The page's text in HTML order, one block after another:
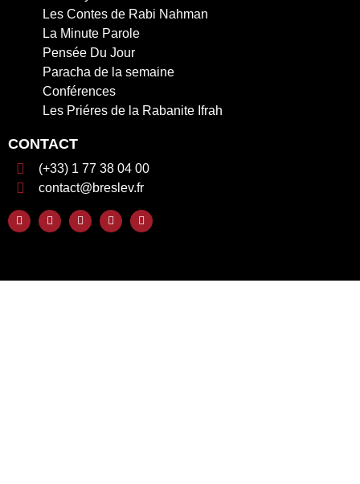
Les Contes de Rabi Nahman
La Minute Parole
Pensée Du Jour
Paracha de la semaine
Conférences
Les Priéres de la Rabanite Ifrah
CONTACT
(+33) 1 77 38 04 00
contact@breslev.fr